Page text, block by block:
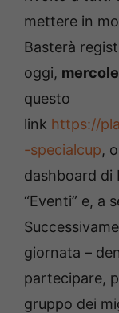
mettere in
Basterà
oggi,
questo
link https://
-specialcup,
dashboard di
“Eventi” e, a
giornata –
partecipare,
gruppo dei